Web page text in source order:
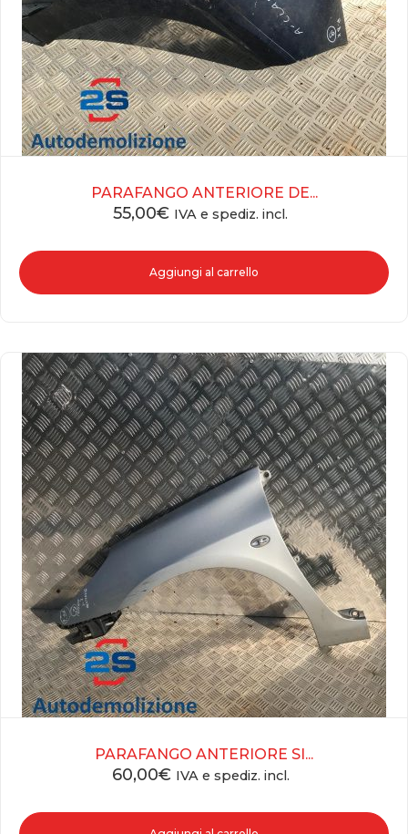
PARAFANGO ANTERIORE DE...
55,00€ IVA e spediz. incl.
Aggiungi al carrello
PARAFANGO ANTERIORE SI...
60,00€ IVA e spediz. incl.